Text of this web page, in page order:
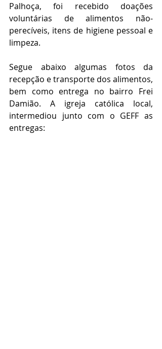
Palhoça, foi recebido doações
voluntárias de alimentos não-
perecíveis, itens de higiene pessoal e
limpeza.
Segue abaixo algumas fotos da
recepção e transporte dos alimentos,
bem como entrega no bairro Frei
Damião. A igreja católica local,
intermediou junto com o GEFF as
entregas: